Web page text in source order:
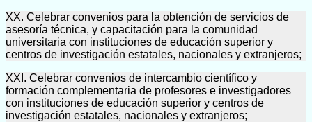
XX. Celebrar convenios para la obtención de servicios de
asesoría técnica, y capacitación para la comunidad
universitaria con instituciones de educación superior y
centros de investigación estatales, nacionales y extranjeros;
XXI. Celebrar convenios de intercambio científico y
formación complementaria de profesores e investigadores
con instituciones de educación superior y centros de
investigación estatales, nacionales y extranjeros;